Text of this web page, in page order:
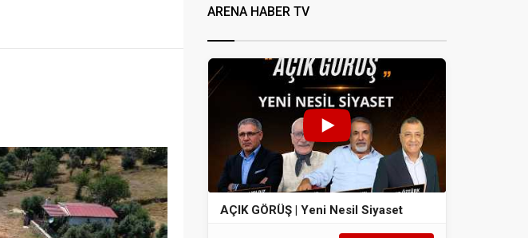
ARENA HABER TV
AÇIK GÖRÜŞ | Yeni Nesil Siyaset